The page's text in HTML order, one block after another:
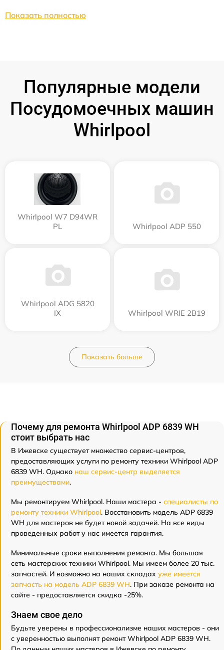
Показать полностью
Популярные модели
Посудомоечных машин
Whirlpool
Whirlpool W7 D94WR
PL
Whirlpool ADP 550
Whirlpool ADG 5820
IX
Whirlpool WRIE 2B19
Показать больше
Почему для ремонта Whirlpool ADP 6839 WH
стоит выбрать нас
В Ижевске существует множество сервис-центров,
предоставляющих услуги по ремонту техники Whirlpool ADP
6839 WH. Однако наш сервис-центр выделяется
преимуществами.
Мы ремонтируем Whirlpool. Наши мастера - специалисты по
ремонту техники Whirlpool. Восстановить модель ADP 6839
WH для мастеров не будет новой задачей. На все виды
проведенных работ у нас имеется гарантия.
Минимальные сроки выполнения ремонта. Мы большая
сеть мастерских техники Whirlpool. Мы имеем более 20 тыс.
запчастей. И возможно на наших складах уже имеется
запчасть на модель ADP 6839 WH. При заказе ремонта на
сайте - предоставляется скидка -25%.
Знаем свое дело
Будьте уверены в профессионализме наших мастеров - они
с уверенностью выполнят ремонт Whirlpool ADP 6839 WH.